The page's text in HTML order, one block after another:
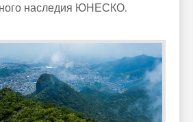
наследия ЮНЕСКО.